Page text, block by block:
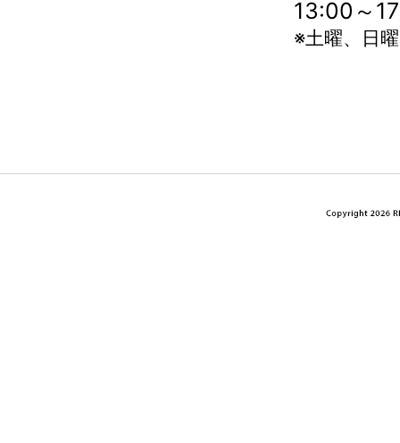
13:00～
※土曜、日